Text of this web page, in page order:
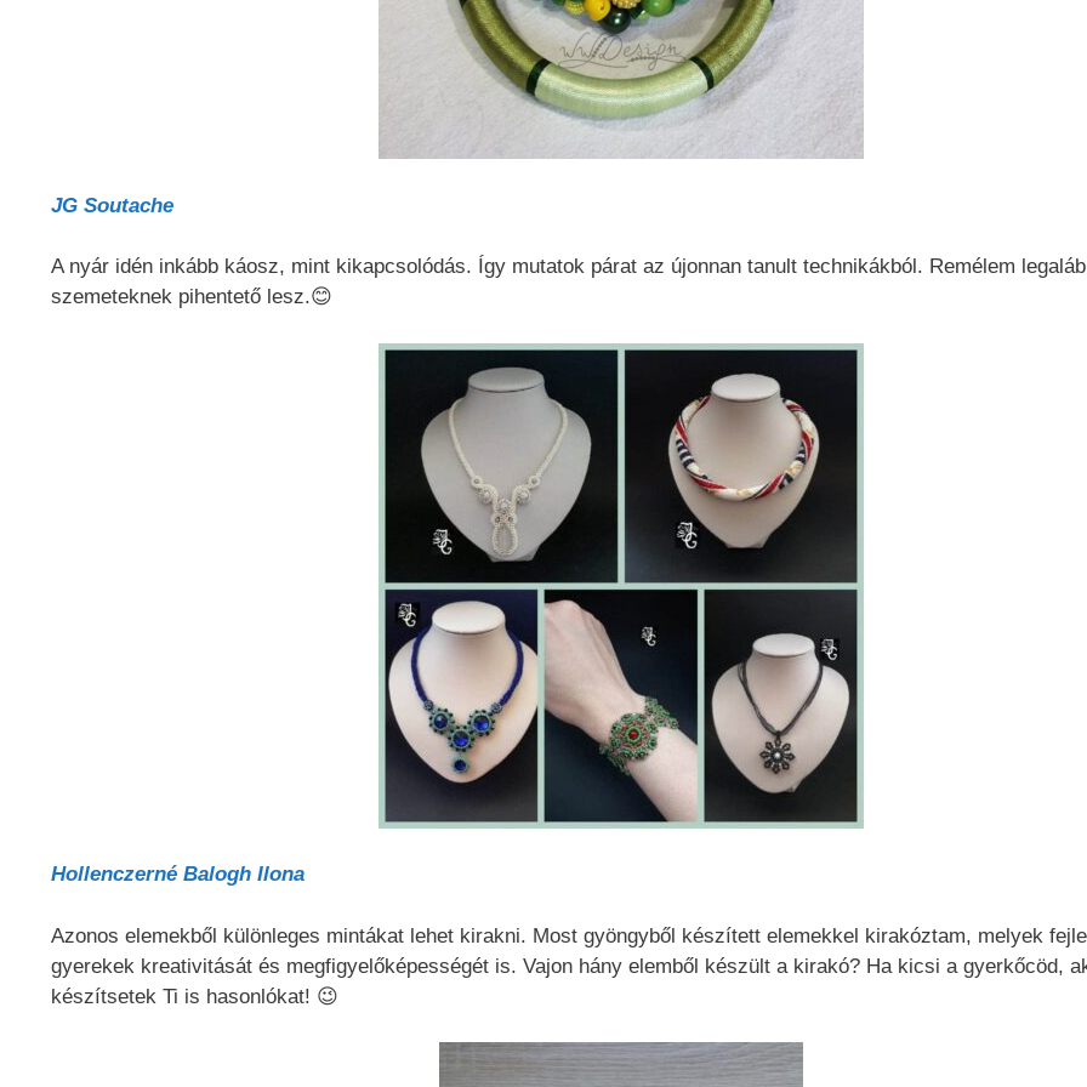
JG Soutache
A nyár idén inkább káosz, mint kikapcsolódás. Így mutatok párat az újonnan tanult technikákból. Remélem
szemeteknek pihentető lesz.😊
Hollenczerné Balogh Ilona
Azonos elemekből különleges mintákat lehet kirakni. Most gyöngyből készített elemekkel kirakóztam, melyek
gyerekek kreativitását és megfigyelőképességét is. Vajon hány elemből készült a kirakó? Ha kicsi a gyerkőcöd,
készítsetek Ti is hasonlókat! 😉